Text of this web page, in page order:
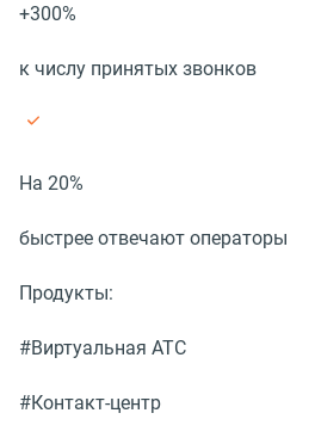
+300%
к числу принятых звонков
На 20%
быстрее отвечают операторы
Продукты:
#Виртуальная АТС
#Контакт-центр